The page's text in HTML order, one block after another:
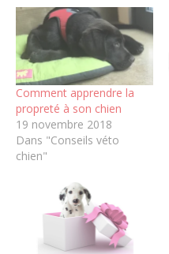
Comment apprendre la
propreté à son chien
19 novembre 2018
Dans "Conseils véto
chien"